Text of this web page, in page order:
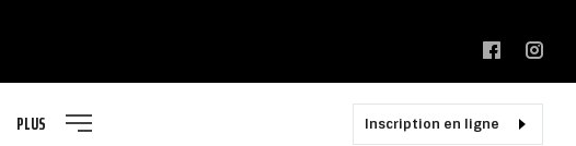
PLUS Inscription en ligne